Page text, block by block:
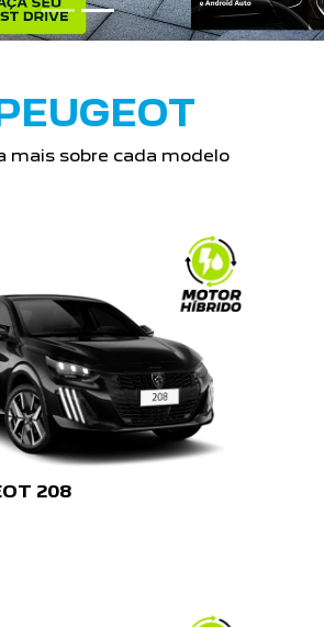
mais sobre cada modelo
208